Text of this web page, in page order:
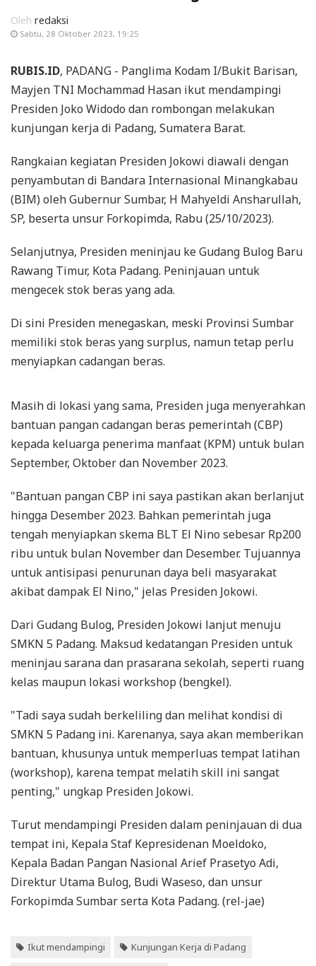
Oleh redaksi
Sabtu, 28 Oktober 2023, 19:25
RUBIS.ID, PADANG - Panglima Kodam I/Bukit Barisan,
Mayjen TNI Mochammad Hasan ikut mendampingi
Presiden Joko Widodo dan rombongan melakukan
kunjungan kerja di Padang, Sumatera Barat.
Rangkaian kegiatan Presiden Jokowi diawali dengan
penyambutan di Bandara Internasional Minangkabau
(BIM) oleh Gubernur Sumbar, H Mahyeldi Ansharullah,
SP, beserta unsur Forkopimda, Rabu (25/10/2023).
Selanjutnya, Presiden meninjau ke Gudang Bulog Baru
Rawang Timur, Kota Padang. Peninjauan untuk
mengecek stok beras yang ada.
Di sini Presiden menegaskan, meski Provinsi Sumbar
memiliki stok beras yang surplus, namun tetap perlu
menyiapkan cadangan beras.
Masih di lokasi yang sama, Presiden juga menyerahkan
bantuan pangan cadangan beras pemerintah (CBP)
kepada keluarga penerima manfaat (KPM) untuk bulan
September, Oktober dan November 2023.
"Bantuan pangan CBP ini saya pastikan akan berlanjut
hingga Desember 2023. Bahkan pemerintah juga
tengah menyiapkan skema BLT El Nino sebesar Rp200
ribu untuk bulan November dan Desember. Tujuannya
untuk antisipasi penurunan daya beli masyarakat
akibat dampak El Nino," jelas Presiden Jokowi.
Dari Gudang Bulog, Presiden Jokowi lanjut menuju
SMKN 5 Padang. Maksud kedatangan Presiden untuk
meninjau sarana dan prasarana sekolah, seperti ruang
kelas maupun lokasi workshop (bengkel).
"Tadi saya sudah berkeliling dan melihat kondisi di
SMKN 5 Padang ini. Karenanya, saya akan memberikan
bantuan, khusunya untuk memperluas tempat latihan
(workshop), karena tempat melatih skill ini sangat
penting," ungkap Presiden Jokowi.
Turut mendampingi Presiden dalam peninjauan di dua
tempat ini, Kepala Staf Kepresidenan Moeldoko,
Kepala Badan Pangan Nasional Arief Prasetyo Adi,
Direktur Utama Bulog, Budi Waseso, dan unsur
Forkopimda Sumbar serta Kota Padang. (rel-jae)
Ikut mendampingi Kunjungan Kerja di Padang